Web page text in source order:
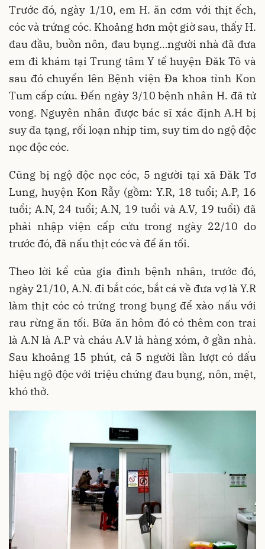
Trước đó, ngày 1/10, em H. ăn cơm với thịt ếch,
cóc và trứng cóc. Khoảng hơn một giờ sau, thấy H.
đau đầu, buồn nôn, đau bụng…người nhà đã đưa
em đi khám tại Trung tâm Y tế huyện Đăk Tô và
sau đó chuyển lên Bệnh viện Đa khoa tỉnh Kon
Tum cấp cứu. Đến ngày 3/10 bệnh nhân H. đã tử
vong. Nguyên nhân được bác sĩ xác định A.H bị
suy đa tạng, rối loạn nhịp tim, suy tim do ngộ độc
nọc độc cóc.
Cũng bị ngộ độc nọc cóc, 5 người tại xã Đăk Tơ
Lung, huyện Kon Rẫy (gồm: Y.R, 18 tuổi; A.P, 16
tuổi; A.N, 24 tuổi; A.N, 19 tuổi và A.V, 19 tuổi) đã
phải nhập viện cấp cứu trong ngày 22/10 do
trước đó, đã nấu thịt cóc và để ăn tối.
Theo lời kể của gia đình bệnh nhân, trước đó,
ngày 21/10, A.N. đi bắt cóc, bắt cá về đưa vợ là Y.R
làm thịt cóc có trứng trong bụng để xào nấu với
rau rừng ăn tối. Bữa ăn hôm đó có thêm con trai
là A.N là A.P và cháu A.V là hàng xóm, ở gần nhà.
Sau khoảng 15 phút, cả 5 người lần lượt có dấu
hiệu ngộ độc với triệu chứng đau bụng, nôn, mệt,
khó thở.